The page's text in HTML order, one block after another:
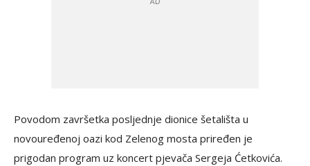
Povodom završetka posljednje dionice šetališta u
novouređenoj oazi kod Zelenog mosta priređen je
prigodan program uz koncert pjevača Sergeja Ćetkovića.